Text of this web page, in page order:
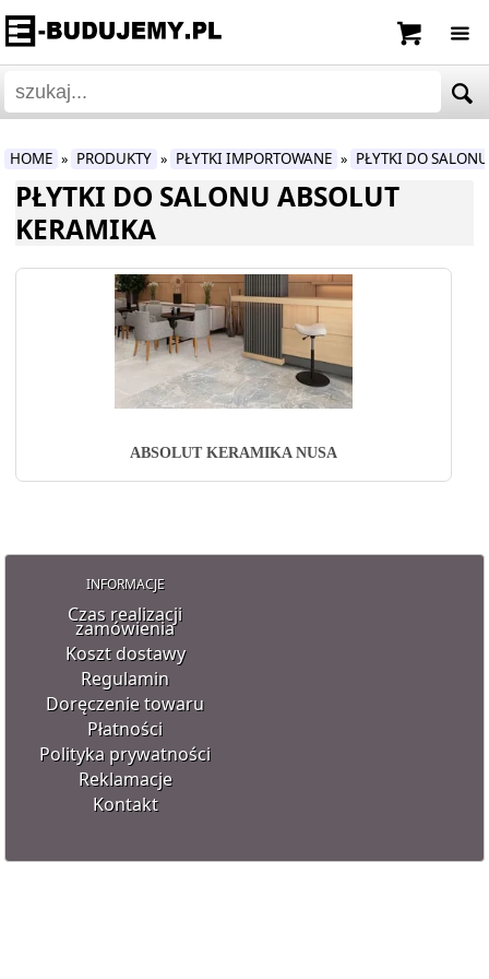
HOME » PRODUKTY » PŁYTKI IMPORTOWANE » PŁYTKI DO SALONU
PŁYTKI DO SALONU ABSOLUT
KERAMIKA
ABSOLUT KERAMIKA NUSA
INFORMACJE
Czas realizacji
zamówienia
Koszt dostawy
Regulamin
Doręczenie towaru
Płatności
Polityka prywatności
Reklamacje
Kontakt